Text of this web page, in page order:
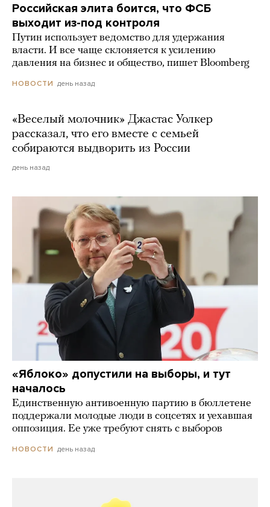
Российская элита боится, что ФСБ
выходит из-под контроля
Путин использует ведомство для удержания
власти. И все чаще склоняется к усилению
давления на бизнес и общество, пишет Bloomberg
НОВОСТИ день назад
«Веселый молочник» Джастас Уолкер
рассказал, что его вместе с семьей
собираются выдворить из России
день назад
«Яблоко» допустили на выборы, и тут
началось
Единственную антивоенную партию в бюллетене
поддержали молодые люди в соцсетях и уехавшая
оппозиция. Ее уже требуют снять с выборов
НОВОСТИ день назад